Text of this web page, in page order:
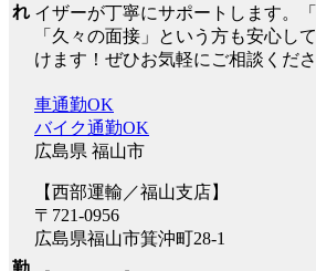
れ イザーが丁寧にサポートします。
「久々の面接」という方も安心し
けます！ぜひお気軽にご相談くださ
車通勤OK
バイク通勤OK
広島県 福山市
【西部運輸／福山支店】
〒721-0956
広島県福山市箕沖町28-1